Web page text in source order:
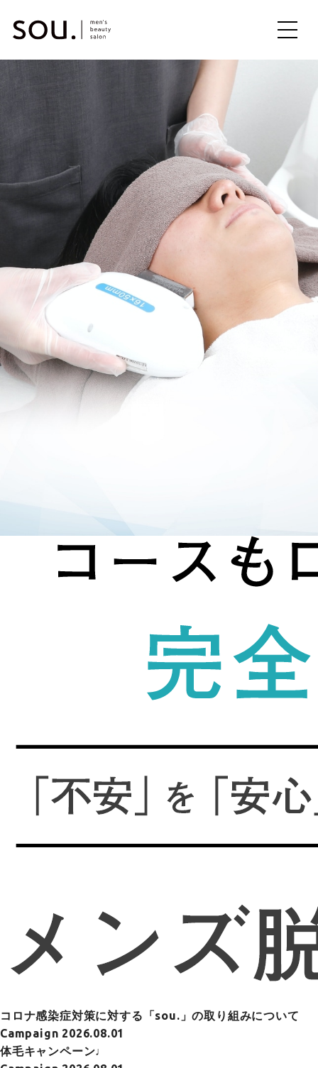
ME
コロナ感染症対策に対する「sou.」の取り組みについて
Campaign 2026.08.01
体毛キャンペーン♩